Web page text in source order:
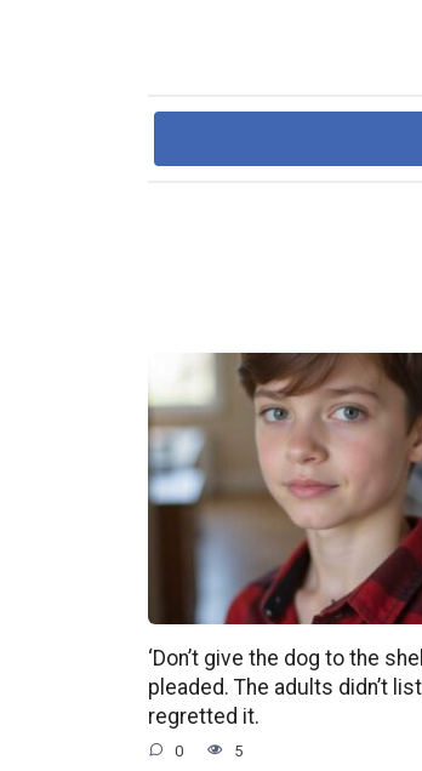
‘Don’t give the dog to the
pleaded. The adults didn’t
regretted it.
0 5